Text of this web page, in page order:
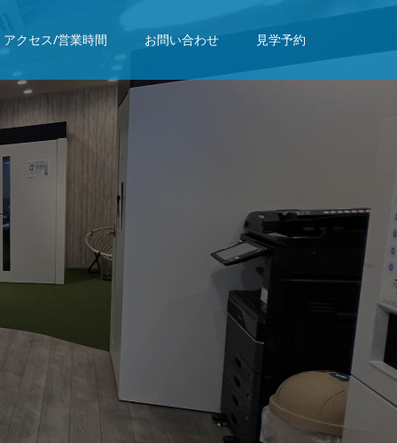
アクセス/営業時間 お問い合わせ 見学予約